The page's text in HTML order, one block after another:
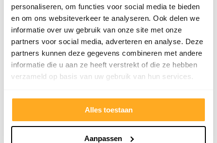
personaliseren, om functies voor social media te bieden
en om ons websiteverkeer te analyseren. Ook delen we
informatie over uw gebruik van onze site met onze
partners voor social media, adverteren en analyse. Deze
partners kunnen deze gegevens combineren met andere
informatie die u aan ze heeft verstrekt of die ze hebben
verzameld op basis van uw gebruik van hun services.
Alles toestaan
Aanpassen
5/5
Top geholpen en voor een mooie prijs alles
kunnen kopen wat ik wil. Heel vriendelijk,
meedenkend en tegemoetkomend
personeel! Bedankt!
Het
echt